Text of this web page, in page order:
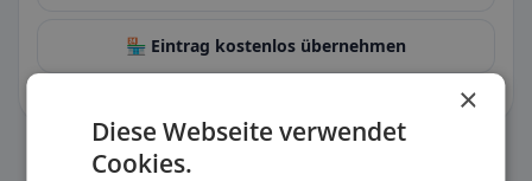
🏪 Eintrag kostenlos übernehmen
×
Diese Webseite verwendet
Cookies.